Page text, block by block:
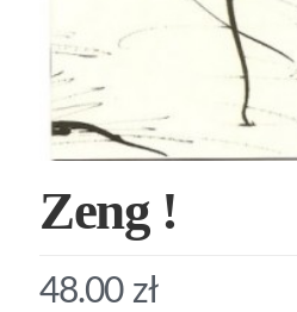
Zeng !
48.00 zł